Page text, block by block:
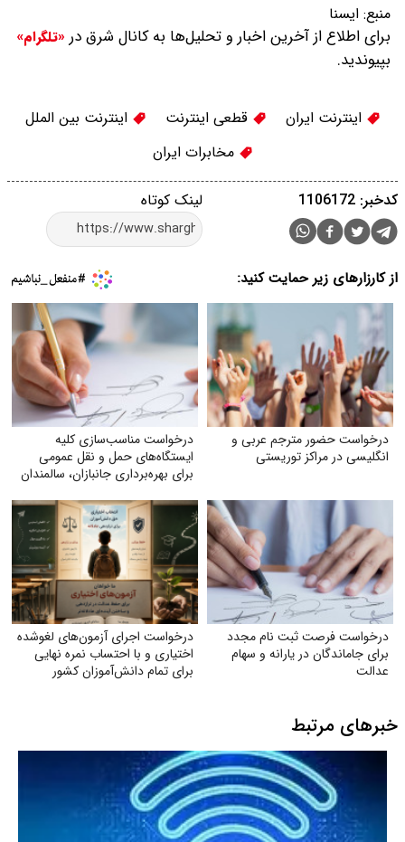
منبع: ایسنا
برای اطلاع از آخرین اخبار و تحلیل‌ها به کانال شرق در «تلگرام»
بپیوندید.
اینترنت ایران قطعی اینترنت
اینترنت بین الملل
مخابرات ایران
لینک کوتاه کدخبر: 1106172
از کارزارهای زیر حمایت کنید:
درخواست حضور مترجم عربی و
انگلیسی در مراکز توریستی
درخواست مناسب‌سازی کلیه
ایستگاه‌های حمل‌ و نقل عمومی
برای بهره‌برداری جانبازان، سالمندان
درخواست فرصت ثبت‌ نام مجدد
برای جاماندگان در یارانه و سهام
عدالت
درخواست اجرای آزمون‌های لغوشده
اختیاری و با احتساب نمره نهایی
برای تمام دانش‌آموزان کشور
خبرهای مرتبط